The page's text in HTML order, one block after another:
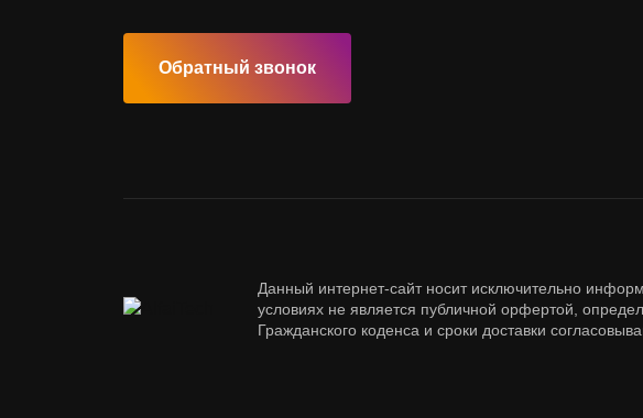
Контроль
Обратный звонок
Данный интернет-сайт носит исключительно
условиях не является публичной орфертой,
Гражданского коденса и сроки доставки